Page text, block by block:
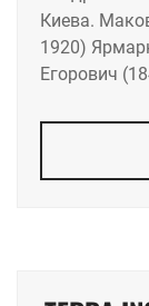
Киева.
1920)
Егорович